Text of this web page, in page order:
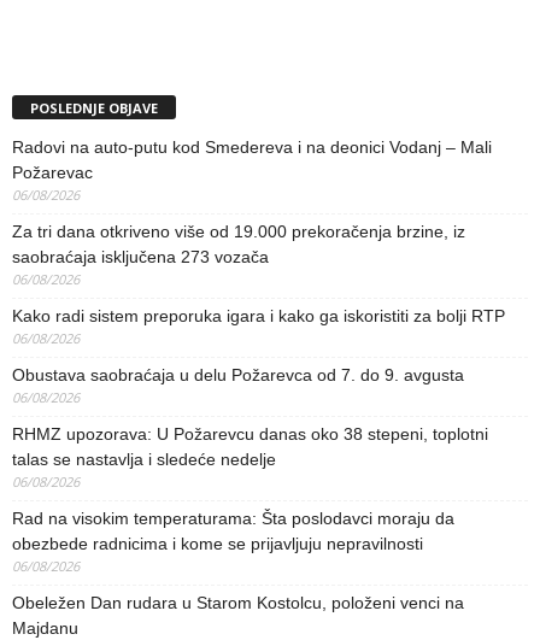
POSLEDNJE OBJAVE
Radovi na auto-putu kod Smedereva i na deonici Vodanj – Mali
Požarevac
06/08/2026
Za tri dana otkriveno više od 19.000 prekoračenja brzine, iz
saobraćaja isključena 273 vozača
06/08/2026
Kako radi sistem preporuka igara i kako ga iskoristiti za bolji RTP
06/08/2026
Obustava saobraćaja u delu Požarevca od 7. do 9. avgusta
06/08/2026
RHMZ upozorava: U Požarevcu danas oko 38 stepeni, toplotni
talas se nastavlja i sledeće nedelje
06/08/2026
Rad na visokim temperaturama: Šta poslodavci moraju da
obezbede radnicima i kome se prijavljuju nepravilnosti
06/08/2026
Obeležen Dan rudara u Starom Kostolcu, položeni venci na
Majdanu